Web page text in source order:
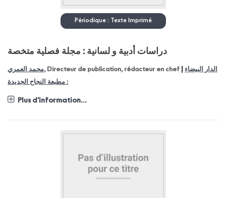
Périodique : Texte Imprimé
دراسات أدبية و لسانية : مجلة فصلية متخصة
محمد العمري, Directeur de publication, rédacteur en chef
الدار البيضاء
: مطبعة النجاح الجديدة
Plus d'information...